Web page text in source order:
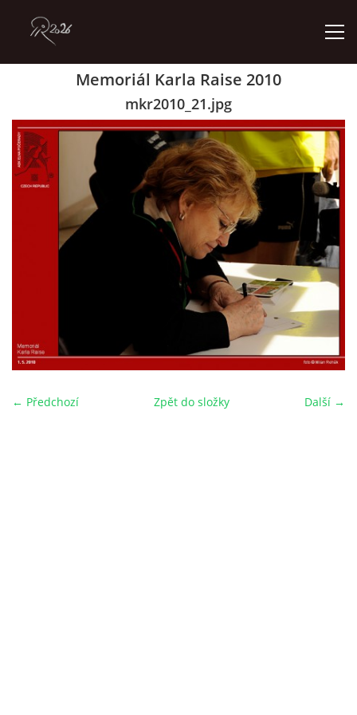
GALERIE
© 2026 eStránky.cz
Memoriál Karla Raise 2010
mkr2010_21.jpg
← Předchozí Další →
Zpět do složky